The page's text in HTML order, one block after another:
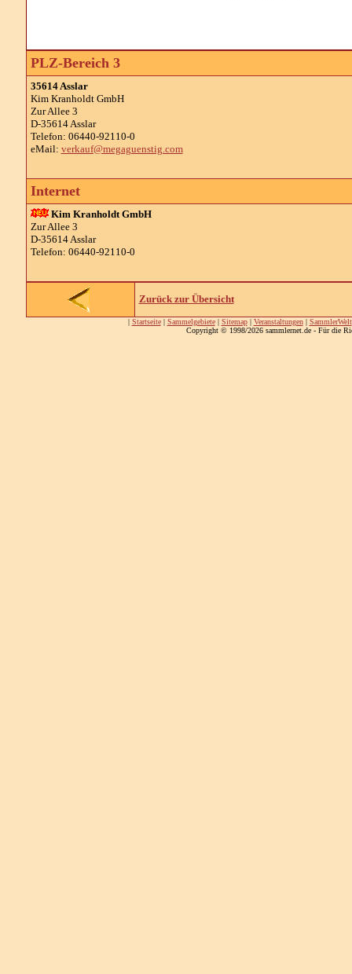
PLZ-Bereich 3
35614 Asslar
Kim Kranholdt GmbH
Zur Allee 3
D-35614 Asslar
Telefon: 06440-92110-0
eMail: verkauf@megaguenstig.com
Internet
Kim Kranholdt GmbH
Zur Allee 3
D-35614 Asslar
Telefon: 06440-92110-0
Zurück zur Übersicht
| Startseite| Sammelgebiete| Sitemap| Veranstaltungen| SammlerWelt
Copyright © 1998/2026 sammlernet.de - Für die